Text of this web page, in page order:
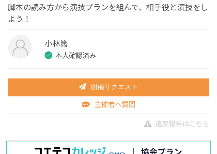
脚本の読み方から演技プランを組んで、相手役と演技をし
よう！
小林篤
本人確認済み
開催リクエスト
主催者へ質問
違反報告はこちら